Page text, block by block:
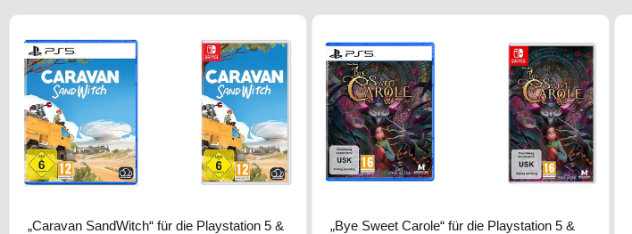
„Caravan SandWitch“ für die Playstation 5 &
„Bye Sweet Carole“ für die Playstation 5 &